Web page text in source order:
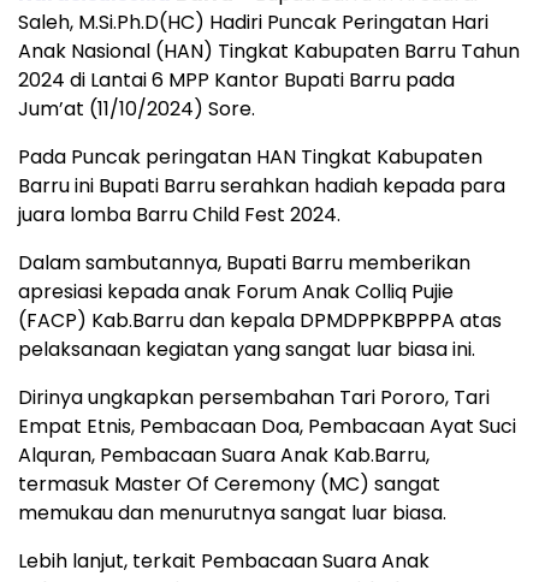
Saleh, M.Si.Ph.D(HC) Hadiri Puncak Peringatan Hari
Anak Nasional (HAN) Tingkat Kabupaten Barru Tahun
2024 di Lantai 6 MPP Kantor Bupati Barru pada
Jum’at (11/10/2024) Sore.
Pada Puncak peringatan HAN Tingkat Kabupaten
Barru ini Bupati Barru serahkan hadiah kepada para
juara lomba Barru Child Fest 2024.
Dalam sambutannya, Bupati Barru memberikan
apresiasi kepada anak Forum Anak Colliq Pujie
(FACP) Kab.Barru dan kepala DPMDPPKBPPPA atas
pelaksanaan kegiatan yang sangat luar biasa ini.
Dirinya ungkapkan persembahan Tari Pororo, Tari
Empat Etnis, Pembacaan Doa, Pembacaan Ayat Suci
Alquran, Pembacaan Suara Anak Kab.Barru,
termasuk Master Of Ceremony (MC) sangat
memukau dan menurutnya sangat luar biasa.
Lebih lanjut, terkait Pembacaan Suara Anak